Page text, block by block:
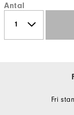
Antal
Fri